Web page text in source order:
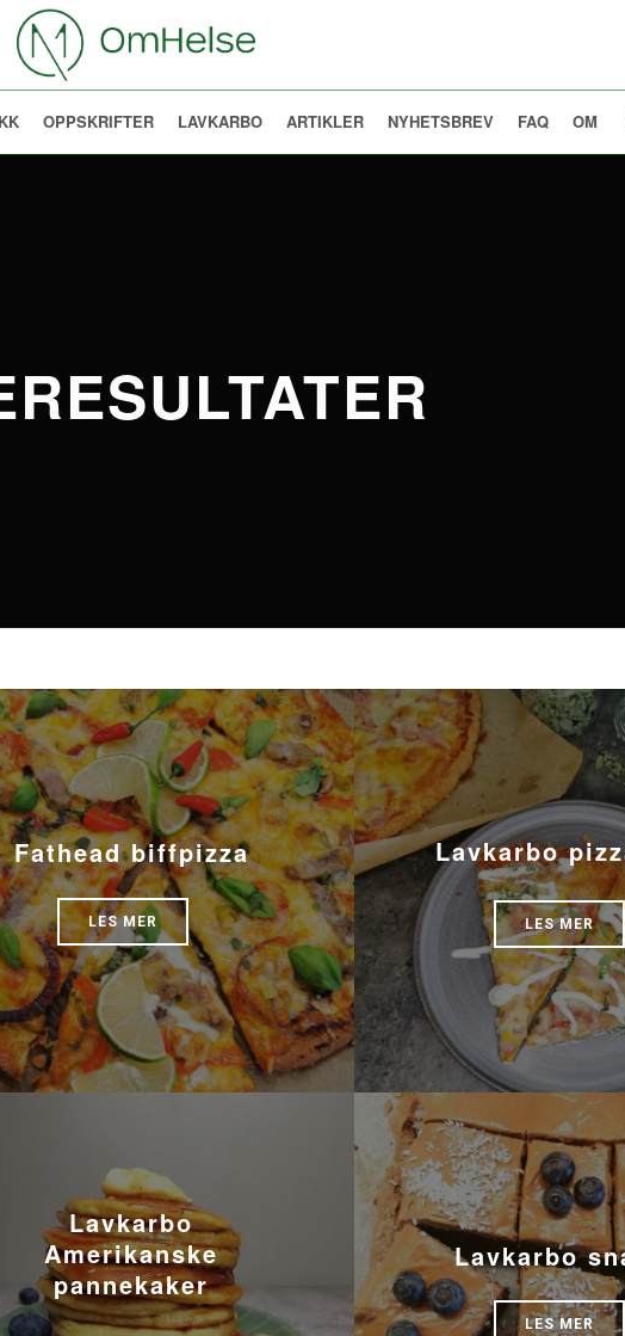
OPPSKRIFTER LAVKARBO ARTIKLER NYHETSBREV FAQ OM
Fathead biffpizza
LES MER
Lavkarbo
LES MER
Lavkarbo
Amerikanske
pannekaker
Lavkarbo
LES MER